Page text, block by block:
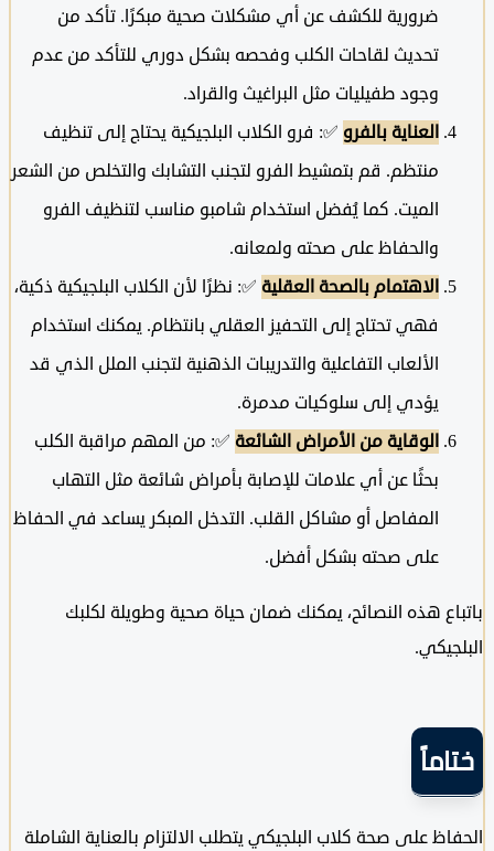
ضرورية للكشف عن أي مشكلات صحية مبكرًا. تأكد من
تحديث لقاحات الكلب وفحصه بشكل دوري للتأكد من عدم
وجود طفيليات مثل البراغيث والقراد.
العناية بالفرو✅: فرو الكلاب البلجيكية يحتاج إلى تنظيف
منتظم. قم بتمشيط الفرو لتجنب التشابك والتخلص من الشعر
الميت. كما يُفضل استخدام شامبو مناسب لتنظيف الفرو
والحفاظ على صحته ولمعانه.
الاهتمام بالصحة العقلية✅: نظرًا لأن الكلاب البلجيكية ذكية،
فهي تحتاج إلى التحفيز العقلي بانتظام. يمكنك استخدام
الألعاب التفاعلية والتدريبات الذهنية لتجنب الملل الذي قد
يؤدي إلى سلوكيات مدمرة.
الوقاية من الأمراض الشائعة✅: من المهم مراقبة الكلب
بحثًا عن أي علامات للإصابة بأمراض شائعة مثل التهاب
المفاصل أو مشاكل القلب. التدخل المبكر يساعد في الحفاظ
على صحته بشكل أفضل.
هذه النصائح، يمكنك ضمان حياة صحية وطويلة لكلبك
على صحة كلاب البلجيكي يتطلب الالتزام بالعناية الشاملة